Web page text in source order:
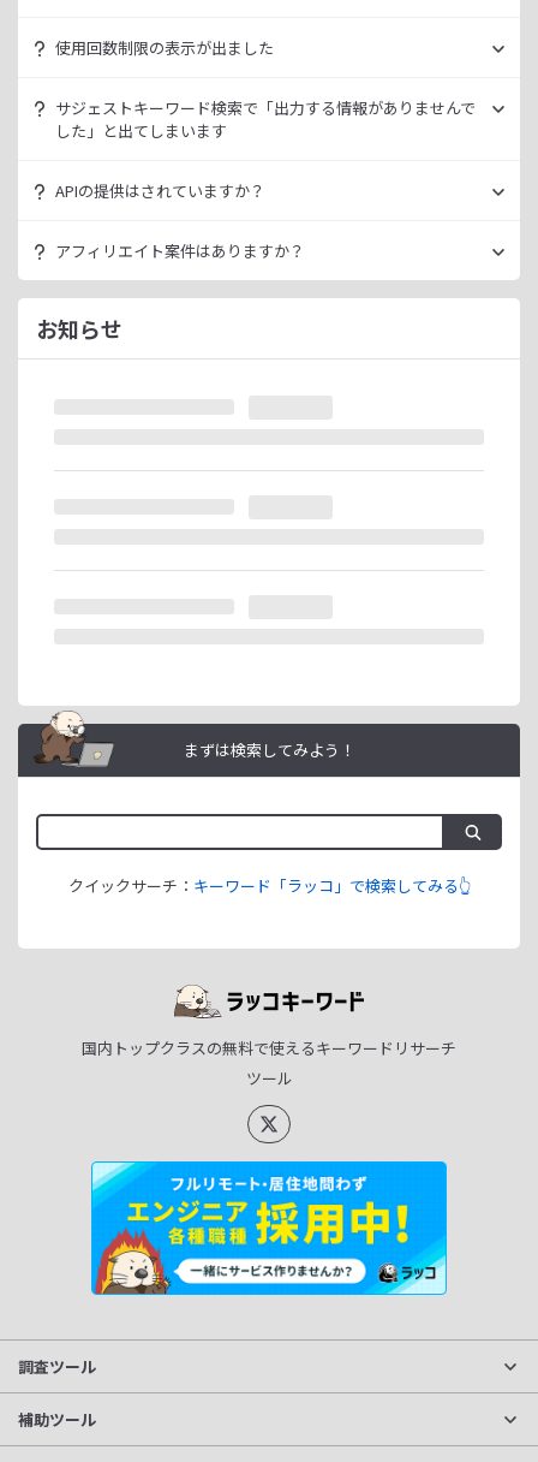
いきなり課金されるようなことはございませんので、安心し
ただ、有料プランを利用することでよりニッチなキーワード
上させることができます。
使用回数制限の表示が出ました
ラッコID（メールアドレスのみ30秒登録）にご登録いただく
ことで制限が緩和されます。（※制限リセットは0時）
ご登録済みで制限に到達された場合は、有料プランのご利用
サジェストキーワード検索で「出力する情報がありませんで
した」と出てしまいます
ッコキーワードでも出力することができません。
サジェスト情報を出さない仕様になっております。
今後はサジェスト以外のキーワード取得手段も有料プランに
て提供してまいりますので、そちらにて対応できる見通しで
ございます。
APIの提供はされていますか？
詳細は ラッコキーワードAPIドキュメント
い。
アフィリエイト案件はありますか？
ラッコIDアフィリエイトにて、「ラッコキーワード」のアフ
ィリエイト案件をお取り扱いいたしております。
無料のユーザー登録、利用開始（初回ログイン）と有料プラ
ラッコIDアフィリエイトは、「ユーザー情報」「銀行口座情
お知らせ
まずは検索してみよう！
クイックサーチ： キーワード「ラッコ」で検索してみる👆
国内トップクラスの無料で使えるキーワードリサーチ
ツール
調査ツール
サイト分析
補助ツール